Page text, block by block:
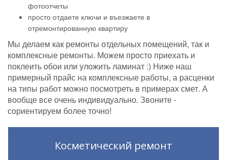
фотоотчеты
просто отдаете ключи и въезжаете в
отремонтированную квартиру
Мы делаем как ремонты отдельных помещений, так и
комплексные ремонты. Можем просто приехать и
поклеить обои или уложить ламинат :) Ниже наш
примерный прайс на комплексные работы, а расценки
на типы работ можно посмотреть в примерах смет. А
вообще все очень индивидуально. Звоните -
сориентируем более точно!
Косметический ремонт